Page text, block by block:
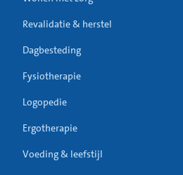
Revalidatie & herstel
Dagbesteding
Fysiotherapie
Logopedie
Ergotherapie
Voeding & leefstijl